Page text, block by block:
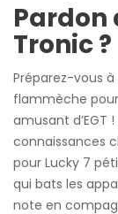
Pardon
Tronic ?
Préparez-vous
flammèche
amusant d’EGT
connaissances
pour Lucky 7
qui bats les
note en